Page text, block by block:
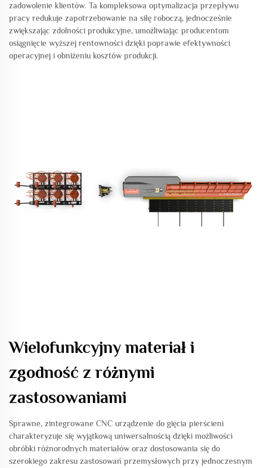
zadowolenie klientów. Ta kompleksowa optymalizacja przepływu
pracy redukuje zapotrzebowanie na siłę roboczą, jednocześnie
zwiększając zdolności produkcyjne, umożliwiając producentom
osiągnięcie wyższej rentowności dzięki poprawie efektywności
operacyjnej i obniżeniu kosztów produkcji.
Wielofunkcyjny materiał i
zgodność z różnymi
zastosowaniami
Sprawne, zintegrowane CNC urządzenie do gięcia pierścieni
charakteryzuje się wyjątkową uniwersalnością dzięki możliwości
obróbki różnorodnych materiałów oraz dostosowania się do
szerokiego zakresu zastosowań przemysłowych przy jednoczesnym